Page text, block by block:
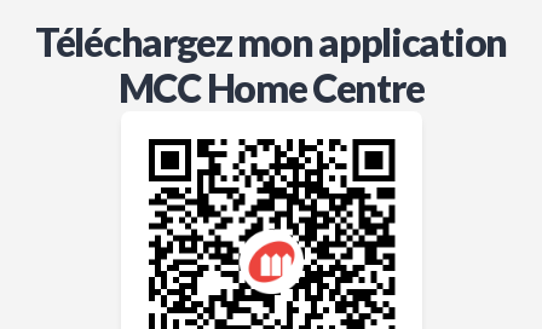
Téléchargez mon application
MCC Home Centre